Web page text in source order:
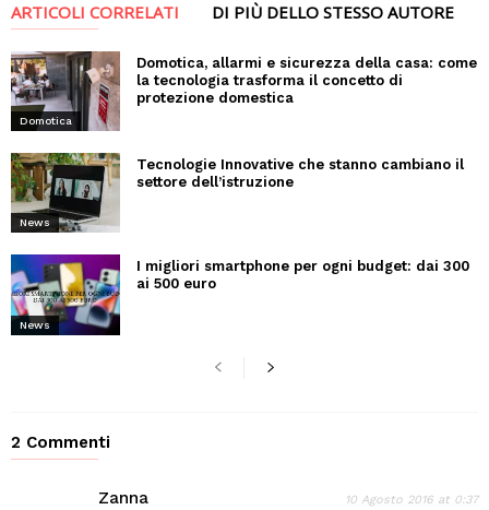
ARTICOLI CORRELATI DI PIÙ DELLO STESSO AUTORE
Domotica
Domotica, allarmi e sicurezza della casa: come
la tecnologia trasforma il concetto di
protezione domestica
News
Tecnologie Innovative che stanno cambiano il
settore dell’istruzione
News
I migliori smartphone per ogni budget: dai 300
ai 500 euro
2 Commenti
Zanna 10 Agosto 2016 at 0:37